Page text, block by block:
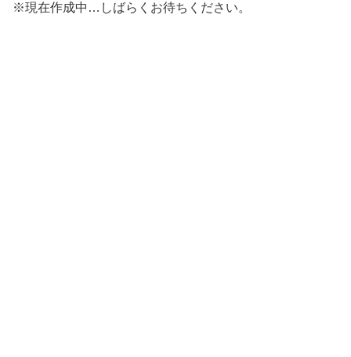
※現在作成中…しばらくお待ちください。